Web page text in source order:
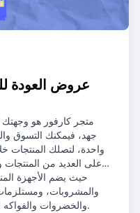
عروض العودة
متجر كارفور هو
جهد، فيمكنك التسوق
واحدة، لتصلك المنتجات
على العديد من المنتجات
حيث يضم الأجهزة
والمشروبات،
والخضروات والفواكه الطازجة، وحتى مستلزمات المدرسة.